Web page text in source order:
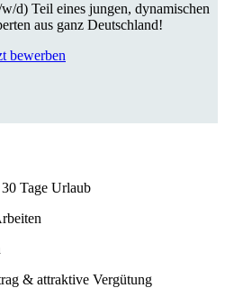
d) Teil eines jungen, dynamischen
aus ganz Deutschland!
bewerben
Tage Urlaub
& attraktive Vergütung